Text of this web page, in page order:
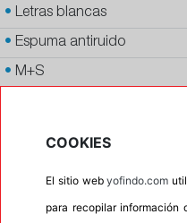
• Letras blancas
• Espuma antiruido
• M+S
COOKIES
El sitio webyofindo.com
para recopilar información